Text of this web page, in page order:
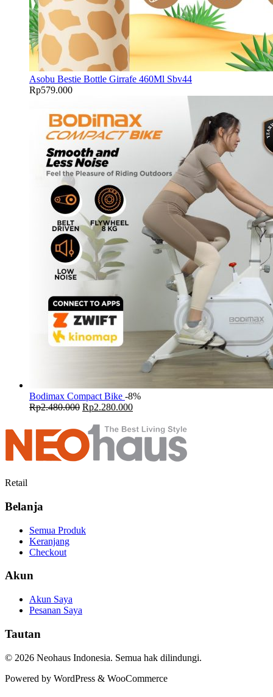
Asobu Bestie Bottle Girrafe 460Ml Sbv44
Rp579.000
Bodimax Compact Bike -8%
Rp2.480.000 Original
was:
Rp2.480.000.
Rp2.280.000Current
is:
Rp2.280.000.
Retail
Belanja
Semua Produk
Keranjang
Checkout
Akun
Akun Saya
Pesanan Saya
Tautan
© 2026 Neohaus Indonesia. Semua hak dilindungi.
Powered by WordPress & WooCommerce